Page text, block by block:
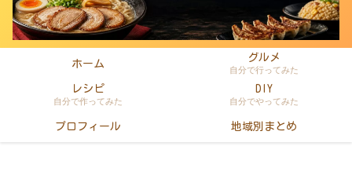
ホーム
グルメ
自分で行ってみた
レシピ
自分で作ってみた
DIY
自分でやってみた
プロフィール 地域別まとめ